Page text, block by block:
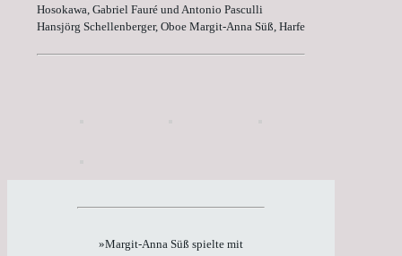
Hosokawa, Gabriel Fauré und Antonio Pasculli
Hansjörg Schellenberger, Oboe Margit-Anna Süß, Harfe
»Margit-Anna Süß spielte mit